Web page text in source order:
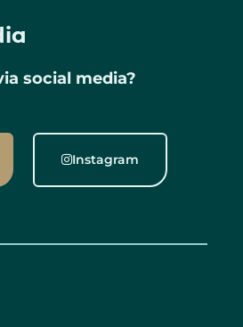
social media?
Instagram